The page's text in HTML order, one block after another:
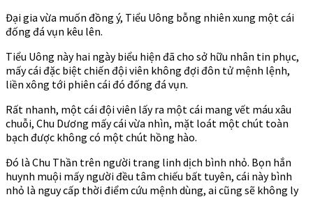
Đại gia vừa muốn đồng ý, Tiểu Uông bỗng nhiên xung một cái
đống đá vụn kêu lên.
Tiểu Uông này hai ngày biểu hiện đã cho sở hữu nhân tin phục,
mấy cái đặc biệt chiến đội viên không đợi đôn tử mệnh lệnh,
liền xông tới phiên cái đó đống đá vụn.
Rất nhanh, một cái đội viên lấy ra một cái mang vết máu xâu
chuỗi, Chu Dương mấy cái vừa nhìn, mặt loát một chút toàn
bạch được không có một chút hồng hào.
Đó là Chu Thần trên người trang linh dịch bình nhỏ. Bọn hắn
huynh muội mấy người đều tâm chiếu bất tuyên, cái này bình
nhỏ là nguy cấp thời điểm cứu mệnh dùng, ai cũng sẽ không ly